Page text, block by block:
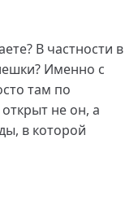
В частности в
Именно с
там по
не он, а
в которой